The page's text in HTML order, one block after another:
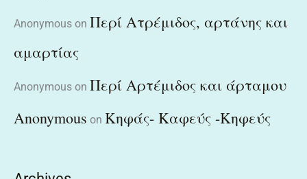
Anonymous on Περί Ατρέμιδος, αρτάνης και
αμαρτίας
Anonymous on Περί Αρτέμιδος και άρταμου
Anonymous on Κηφάς- Καφεύς -Κηφεύς